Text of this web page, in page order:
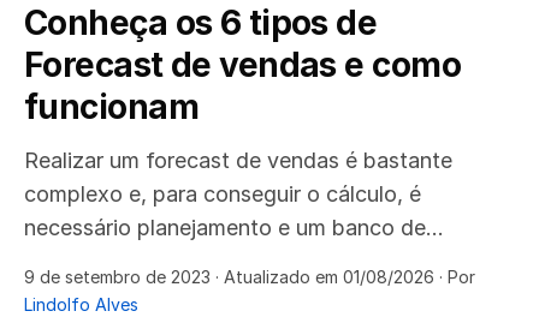
Conheça os 6 tipos de
Forecast de vendas e como
funcionam
Realizar um forecast de vendas é bastante
complexo e, para conseguir o cálculo, é
necessário planejamento e um banco de…
9 de setembro de 2023 · Atualizado em 01/08/2026 · Por
Lindolfo Alves